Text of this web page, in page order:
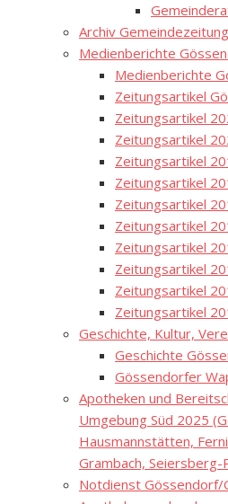
Archiv
Medienberichte
Medienberichte
Zeitungsartikel
Zeitungsartikel
Zeitungsartikel
Zeitungsartikel
Zeitungsartikel
Zeitungsartikel
Zeitungsartikel
Zeitungsartikel
Zeitungsartikel
Zeitungsartikel
Zeitungsartikel
Geschichte, Kultur,
Geschichte
Gössendorfer
Apotheken und
Umgebung Süd 2025
Hausmannstätten,
Grambach, Seiersberg-
Notdienst